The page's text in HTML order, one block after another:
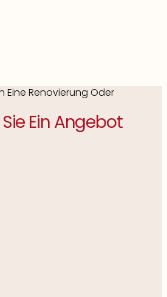
Eine Renovierung Oder
Ein Angebot